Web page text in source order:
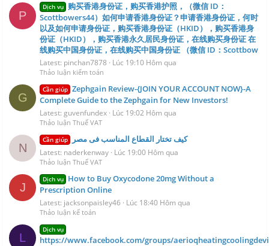
P
Dịch vụ 购买香港身份证，购买香港护照，（微信 ID：
Scottbowers44）如何申请香港身份证？申请香港身份证，何时
以及如何申请身份证，购买香港身份证（HKID），购买香港身
份证（HKID），购买香港永久居民身份证，在线购买身份证 在
线购买中国身份证，在线购买中国身份证 （微信 ID：Scottbow
Latest: pinchan7878 Lúc 19:10 Hôm qua
Thảo luận kiểm toán
G
Cần giúp Zephgain Review-{JOIN YOUR ACCOUNT NOW}-A
Complete Guide to the Zephgain for New Investors!
Latest: guvenfundex Lúc 19:02 Hôm qua
Thảo luận Thuế VAT
N
Cần giúp كيف تختار القطاع المناسب فى مصر
Latest: naderkenway Lúc 19:00 Hôm qua
Thảo luận Thuế VAT
J
Dịch vụ How to Buy Oxycodone 20mg Without a
Prescription Online
Latest: jacksonpaisley46 Lúc 18:40 Hôm qua
Thảo luận kế toán
L
Dịch vụ
https://www.facebook.com/groups/